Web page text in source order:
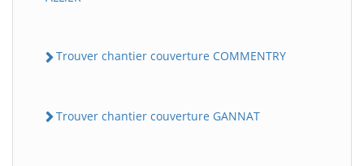
Trouver chantier couverture COMMENTRY
Trouver chantier couverture GANNAT